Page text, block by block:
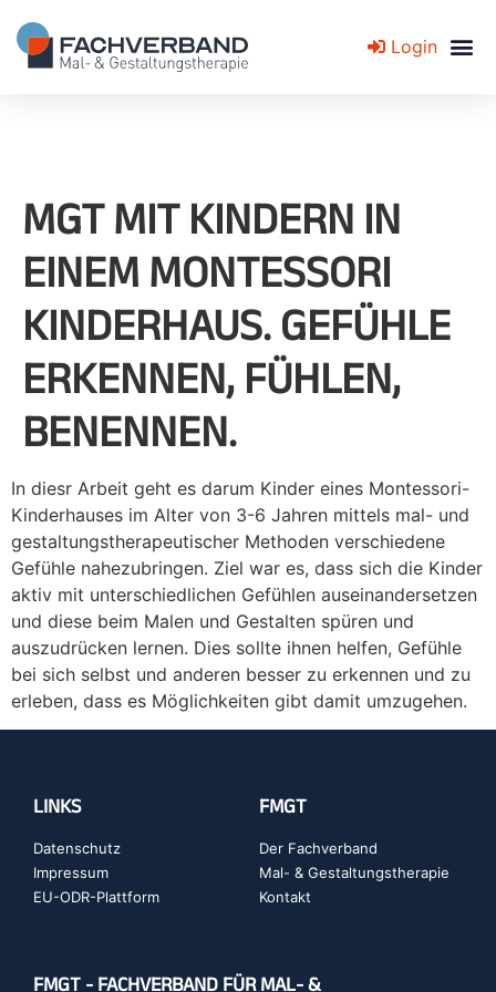
Login
MGT MIT KINDERN IN
EINEM MONTESSORI
KINDERHAUS. GEFÜHLE
ERKENNEN, FÜHLEN,
BENENNEN.
In diesr Arbeit geht es darum Kinder eines Montessori-
Kinderhauses im Alter von 3-6 Jahren mittels mal- und
gestaltungstherapeutischer Methoden verschiedene
Gefühle nahezubringen. Ziel war es, dass sich die Kinder
aktiv mit unterschiedlichen Gefühlen auseinandersetzen
und diese beim Malen und Gestalten spüren und
auszudrücken lernen. Dies sollte ihnen helfen, Gefühle
bei sich selbst und anderen besser zu erkennen und zu
erleben, dass es Möglichkeiten gibt damit umzugehen.
LINKS
Datenschutz
Impressum
EU-ODR-Plattform
FMGT
Der Fachverband
Mal- & Gestaltungstherapie
Kontakt
FMGT - FACHVERBAND FÜR MAL- &